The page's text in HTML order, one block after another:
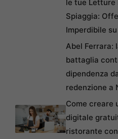
le tue Letture
Spiaggia:
Imperdibile
Abel Ferrara:
battaglia
dipendenza
redenzione a
Come creare
digitale
ristorante